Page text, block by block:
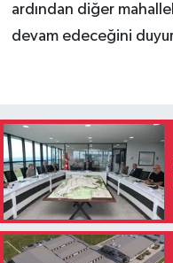
ardından diğer
devam edeceğini